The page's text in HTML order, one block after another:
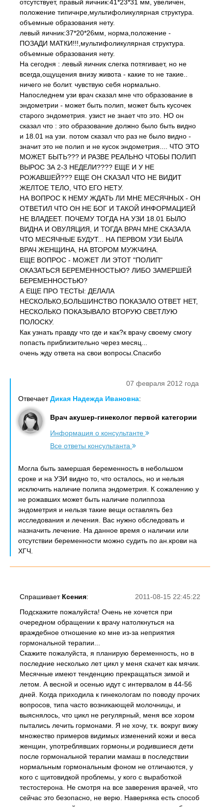
отсутствует, правый яичник:41*23*31 мм, увеличен,
положение типичнре,мультифоликулярная структура.
объемные образования нету.
левый яичник:37*20*26мм, норма,положение -
ПОЗАДИ МАТКИ!!!,мультифоликулярная структура.
объемные образования нету.
На сегодня : левый яичник слегка потягивает, но не
всегда,ощущения внизу живота - какие то не такие..
ничего не болит. чувствую себя нормально.
Напоследнем узи врач сказал мне что образование в
эндометрии - может быть полип, может быть кусочек
старого эндометрия. узист не знает что это. НО он
сказал что : это образование должно было быть видно
и 18.01 на узи. потом сказал что раз не было видно -
значит это не полип и не кусок эндометрия.... ЧТО ЭТО
МОЖЕТ БЫТЬ??? И РАЗВЕ РЕАЛЬНО ЧТОБЫ ПОЛИП
ВЫРОС ЗА 2-3 НЕДЕЛИ???? ЕЩЕ И У НЕ
РОЖАВШЕЙ??? ЕЩЕ ОН СКАЗАЛ ЧТО НЕ ВИДИТ
ЖЕЛТОЕ ТЕЛО, ЧТО ЕГО НЕТУ.
НА ВОПРОС К НЕМУ ЖДАТЬ ЛИ МНЕ МЕСЯЧНЫХ - ОН
ОТВЕТИЛ ЧТО ОН НЕ БОГ И ТАКОЙ ИНФОРМАЦИЕЙ
НЕ ВЛАДЕЕТ. ПОЧЕМУ ТОГДА НА УЗИ 18.01 БЫЛО
ВИДНА И ОВУЛЯЦИЯ, И ТОГДА ВРАЧ МНЕ СКАЗАЛА
ЧТО МЕСЯЧНЫЕ БУДУТ... НА ПЕРВОМ УЗИ БЫЛА
ВРАЧ ЖЕНЩИНА, НА ВТОРОМ МУЖЧИНА.
ЕЩЕ ВОПРОС - МОЖЕТ ЛИ ЭТОТ "ПОЛИП"
ОКАЗАТЬСЯ БЕРЕМЕННОСТЬЮ? ЛИБО ЗАМЕРШЕЙ
БЕРЕМЕННОСТЬЮ?
А ЕЩЕ ПРО ТЕСТЫ: ДЕЛАЛА
НЕСКОЛЬКО,БОЛЬШИНСТВО ПОКАЗАЛО ОТВЕТ НЕТ,
НЕСКОЛЬКО ПОКАЗЫВАЛО ВТОРУЮ СВЕТЛУЮ
ПОЛОСКУ.
Как узнать правду что где и как?к врачу своему смогу
попасть приблизительно через месяц...
очень жду ответа на свои вопросы.Спасибо
07 февраля 2012 года
ОтвечаетДикая Надежда Ивановна:
Врач акушер-гинеколог первой категории
Информация о консультанте
Все ответы консультанта
Могла быть замершая беременность в небольшом
сроке и на УЗИ видно то, что осталось, но и нельзя
исключить наличие полипа эндометрия. К сожалению у
не рожавших может быть наличие полиппоза
эндометрия и нельзя такие вещи оставлять без
исследования и лечения. Вас нужно обследовать и
назначить лечение. На данное время о наличии или
отсутствии беременности можно судить по ан.крови на
ХГЧ.
2011-08-15 22:45:22
Спрашивает Ксения:
Подскажите пожалуйста! Очень не хочется при
очередном обращении к врачу натолкнуться на
враждебное отношение ко мне из-за неприятия
гормональной терапии...
Скажите пожалуйста, я планирую беременность, но в
последние несколько лет цикл у меня скачет как мячик.
Месячные имеют тенденцию прекращаться зимой и
летом. А весной и осенью идут с интервалом в 44-56
дней. Когда приходила к гинекологам по поводу прочих
вопросов, типа часто возникающей молочницы, и
выяснялось, что цикл не регулярный, меня все хором
пытались лечить гормонами. Я не хочу, т.к. вокруг вижу
множество примеров видимых изменений кожи и веса
женщин, употреблявших гормоны,и родившиеся дети
после гормональной терапии мамаш в последствии
нормальным гормональным фоном не отличаются, у
кого с щитовидкой проблемы, у кого с выработкой
тестостерона. Не смотря на все заверения врачей, что
сейчас это безопасно, не верю. Наверняка есть способ